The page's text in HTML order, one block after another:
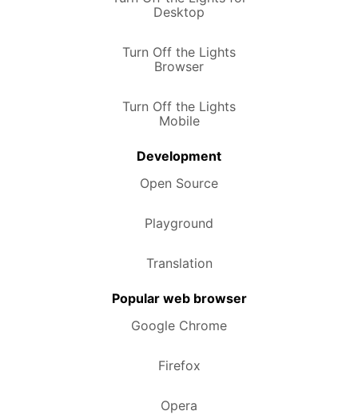
Desktop
Turn Off the Lights
Browser
Turn Off the Lights
Mobile
Development
Open Source
Playground
Translation
Popular web browser
Google Chrome
Firefox
Opera